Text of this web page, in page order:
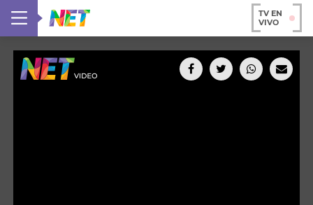
TV EN
VIVO